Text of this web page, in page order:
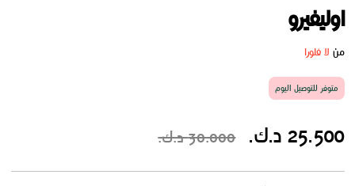
اوليفيرو
من لا فلورا
متوفر للتوصيل اليوم
25.500 د.ك. 30.000 د.ك.